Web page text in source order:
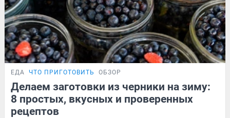
ЕДА ЧТО ПРИГОТОВИТЬ ОБЗОР
Делаем заготовки из черники на зиму:
8 простых, вкусных и проверенных
рецептов